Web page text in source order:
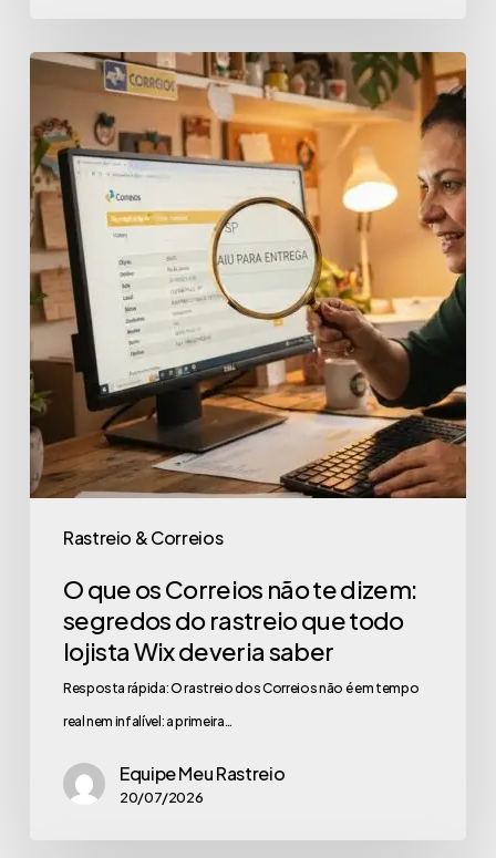
Rastreio & Correios
O que os Correios não te dizem:
segredos do rastreio que todo
lojista Wix deveria saber
Resposta rápida: O rastreio dos Correios não é em tempo
real nem infalível: a primeira…
Equipe Meu Rastreio
20/07/2026